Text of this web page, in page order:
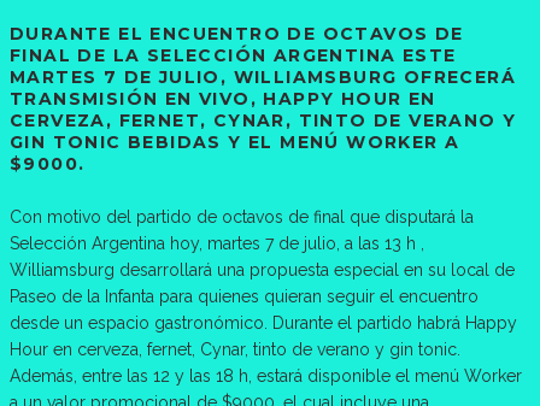
DURANTE EL ENCUENTRO DE OCTAVOS DE
FINAL DE LA SELECCIÓN ARGENTINA ESTE
MARTES 7 DE JULIO, WILLIAMSBURG OFRECERÁ
TRANSMISIÓN EN VIVO, HAPPY HOUR EN
CERVEZA, FERNET, CYNAR, TINTO DE VERANO Y
GIN TONIC BEBIDAS Y EL MENÚ WORKER A
$9000.
Con motivo del partido de octavos de final que disputará la
Selección Argentina hoy, martes 7 de julio, a las 13 h ,
Williamsburg desarrollará una propuesta especial en su local de
Paseo de la Infanta para quienes quieran seguir el encuentro
desde un espacio gastronómico. Durante el partido habrá Happy
Hour en cerveza, fernet, Cynar, tinto de verano y gin tonic.
Además, entre las 12 y las 18 h, estará disponible el menú Worker
a un valor promocional de $9000, el cual incluye una